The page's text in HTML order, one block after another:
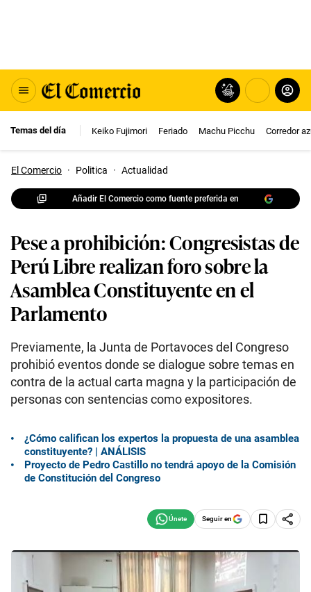
Temas del día Keiko Fujimori Feriado Machu Picchu Corredor
El Comercio · Politica · Actualidad
Añadir El Comercio como fuente preferida en
Pese a prohibición: Congresistas de
Perú Libre realizan foro sobre la
Asamblea Constituyente en el
Parlamento
Previamente, la Junta de Portavoces del Congreso
prohibió eventos donde se dialogue sobre temas en
contra de la actual carta magna y la participación de
personas con sentencias como expositores.
¿Cómo califican los expertos la propuesta de una asamblea
constituyente? | ANÁLISIS
Proyecto de Pedro Castillo no tendrá apoyo de la Comisión
de Constitución del Congreso
Seguir en